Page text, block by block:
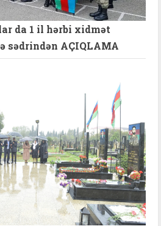
da 1 il hərbi xidmət
sədrindən AÇIQLAMA